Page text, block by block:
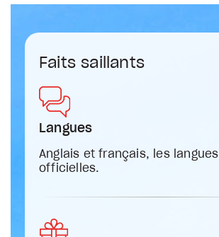
Faits saillants
Langues
Anglais et français, les langues
officielles.